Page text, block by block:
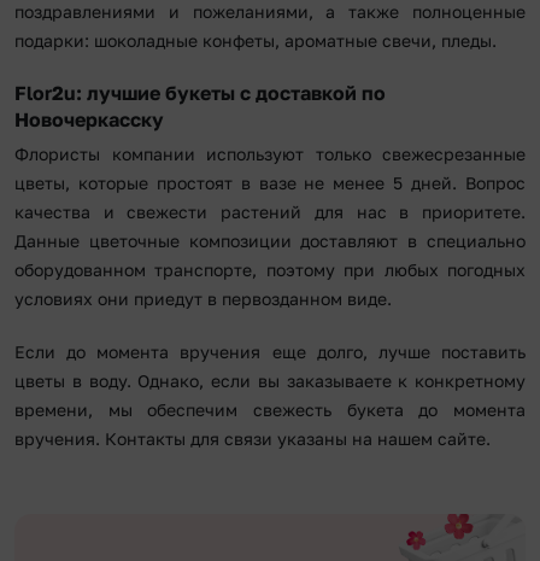
поздравлениями и пожеланиями, а также полноценные
подарки: шоколадные конфеты, ароматные свечи, пледы.
Flor2u: лучшие букеты с доставкой по
Новочеркасску
Флористы компании используют только свежесрезанные
цветы, которые простоят в вазе не менее 5 дней. Вопрос
качества и свежести растений для нас в приоритете.
Данные цветочные композиции доставляют в специально
оборудованном транспорте, поэтому при любых погодных
условиях они приедут в первозданном виде.
Если до момента вручения еще долго, лучше поставить
цветы в воду. Однако, если вы заказываете к конкретному
времени, мы обеспечим свежесть букета до момента
вручения. Контакты для связи указаны на нашем сайте.